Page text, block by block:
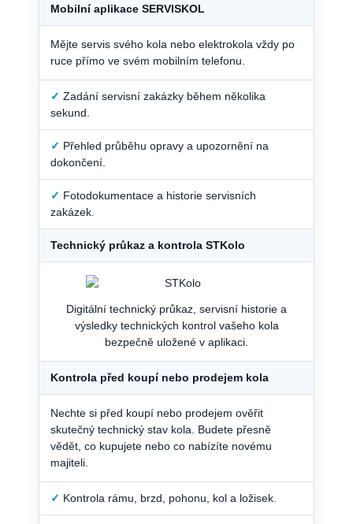
Mobilní aplikace SERVISKOL
Mějte servis svého kola nebo elektrokola vždy po
ruce přímo ve svém mobilním telefonu.
✓ Zadání servisní zakázky během několika
sekund.
✓ Přehled průběhu opravy a upozornění na
dokončení.
✓ Fotodokumentace a historie servisních
zakázek.
Technický průkaz a kontrola STKolo
Digitální technický průkaz, servisní historie a
výsledky technických kontrol vašeho kola
bezpečně uložené v aplikaci.
Kontrola před koupí nebo prodejem kola
Nechte si před koupí nebo prodejem ověřit
skutečný technický stav kola. Budete přesně
vědět, co kupujete nebo co nabízíte novému
majiteli.
✓ Kontrola rámu, brzd, pohonu, kol a ložisek.